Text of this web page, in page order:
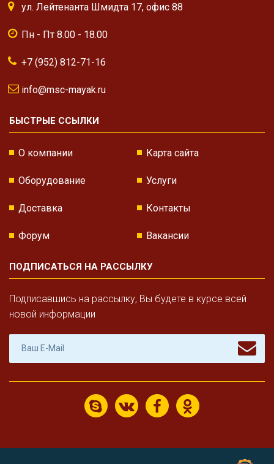
ул. Лейтенанта Шмидта 17, офис 88
Пн - Пт 8.00 - 18.00
+7 (952) 812-71-16
info@msc-mayak.ru
БЫСТРЫЕ ССЫЛКИ
О компании Карта сайта
Оборудование Услуги
Доставка Контакты
Форум Вакансии
ПОДПИСАТЬСЯ НА РАССЫЛКУ
Подписавшись на рассылку, Вы будете в курсе всей
новой информации